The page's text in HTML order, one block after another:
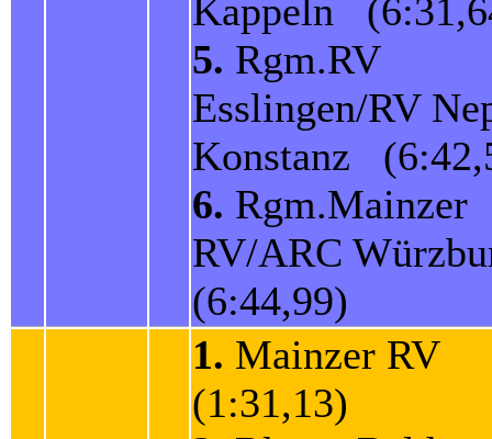
Kappeln
5. Rgm.RV
Esslingen/RV
Konstanz
6. Rgm.Mainzer
RV/ARC
(6:44,99)
1. Mainzer RV
(1:31,13)